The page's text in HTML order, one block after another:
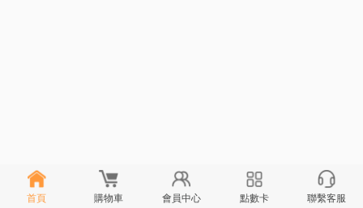
首頁 購物車 會員中心 點數卡 聯繫客服